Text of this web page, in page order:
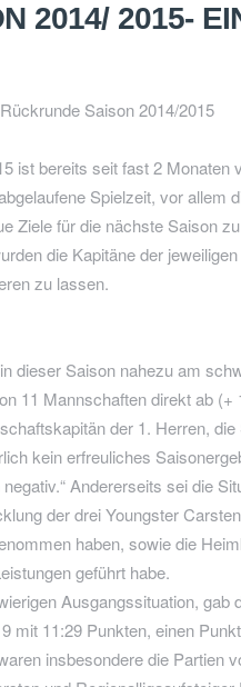
2014/ 2015-
Saison 2014/2015
ist bereits seit fast 2
Spielzeit, vor allem
Ziele für die nächste Saison
die Kapitäne der
zu lassen.
dieser Saison nahezu am
11 Mannschaften direkt ab
der 1. Herren,
kein erfreuliches
Andererseits sei die
der drei Youngster
haben, sowie die
geführt habe.
Ausgangssituation,
mit 11:29 Punkten, einen
insbesondere die Partien